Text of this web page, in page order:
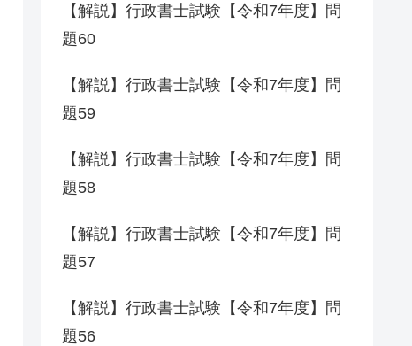
【解説】行政書士試験【令和7年度】問
題60
【解説】行政書士試験【令和7年度】問
題59
【解説】行政書士試験【令和7年度】問
題58
【解説】行政書士試験【令和7年度】問
題57
【解説】行政書士試験【令和7年度】問
題56